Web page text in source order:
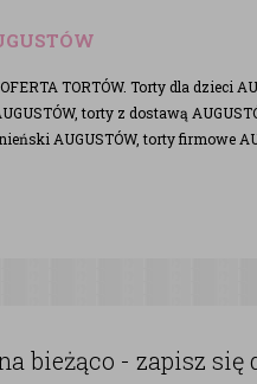
TORTÓW. Torty dla dzieci
torty z dostawą
AUGUSTÓW, torty firmowe
bieżąco - zapisz się